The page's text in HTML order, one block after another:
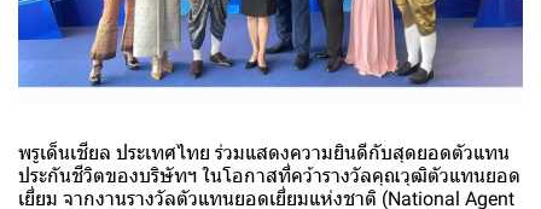
พรูเด็นเชียล ประเทศไทย ร่วมแสดงความยินดีกับสุดยอดตัวแทน
ประกันชีวิตของบริษัทฯ ในโอกาสที่คว้ารางวัลคุณวุฒิตัวแทนยอด
เยี่ยม จากงานรางวัลตัวแทนยอดเยี่ยมแห่งชาติ (National Agent